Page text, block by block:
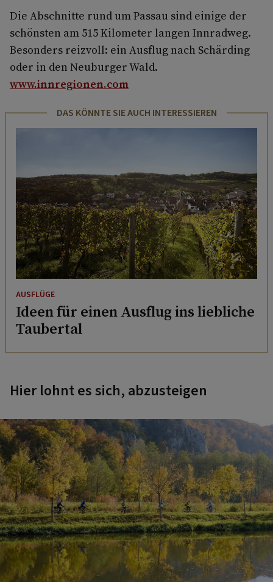
Die Abschnitte rund um Passau sind einige der
schönsten am 515 Kilometer langen Innradweg.
Besonders reizvoll: ein Ausflug nach Schärding
oder in den Neuburger Wald.
www.innregionen.com
DAS KÖNNTE SIE AUCH INTERESSIEREN
AUSFLÜGE
Ideen für einen Ausflug ins liebliche
Taubertal
Hier lohnt es sich, abzusteigen